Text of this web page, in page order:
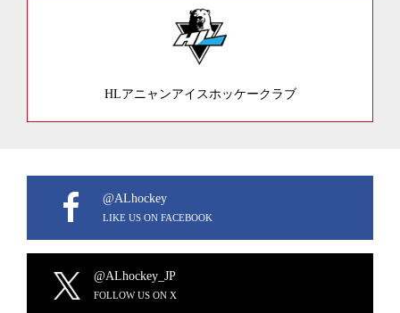
HLアニャンアイスホッケークラブ
@ALhockey
LIKE US ON FACEBOOK
@ALhockey_JP
FOLLOW US ON X